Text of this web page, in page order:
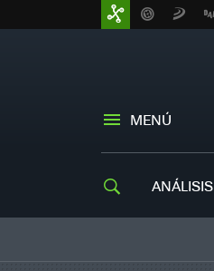
MENÚ
ANÁLISIS